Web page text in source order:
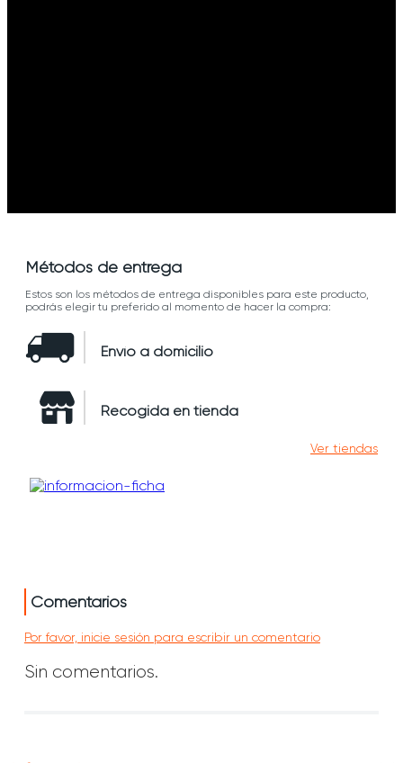
Métodos de entrega
Estos son los métodos de entrega disponibles para este producto,
podrás elegir tu preferido al momento de hacer la compra:
Envío a domicilio
Recogida en tienda
Ver tiendas
Comentarios
Por favor, inicie sesión para escribir un comentario
Sin comentarios.